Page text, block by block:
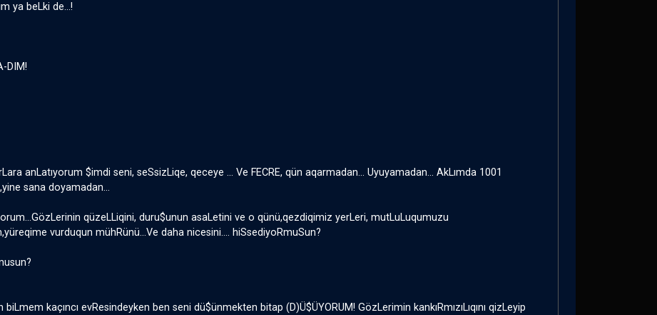
ya beLki de...!
DIM!
anLatıyorum $imdi seni, seSsizLiqe, qeceye ... Ve FECRE, qün aqarmadan... Uyuyamadan... AkLımda 1001
sana doyamadan...
qüzeLLiqini, duru$unun asaLetini ve o qünü,qezdiqimiz yerLeri, mutLuLuqumuzu
vurduqun mühRünü...Ve daha nicesini.... hiSsediyoRmuSun?
biLmem kaçıncı evResindeyken ben seni dü$ünmekten bitap (D)Ü$ÜYORUM! GözLerimin kankıRmızıLıqını qizLeyip